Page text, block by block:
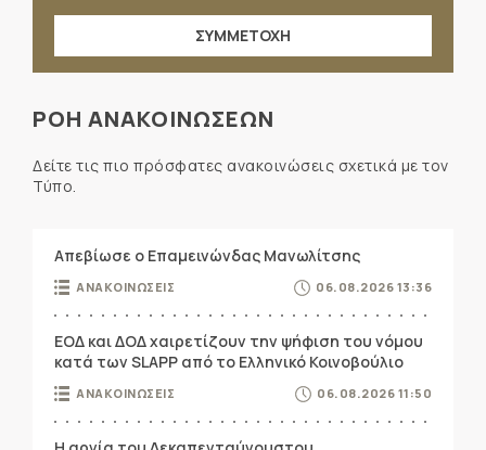
ΣΥΜΜΕΤΟΧΗ
ΡΟΗ ΑΝΑΚΟΙΝΩΣΕΩΝ
Δείτε τις πιο πρόσφατες ανακοινώσεις σχετικά με τον
Τύπο.
Απεβίωσε ο Επαμεινώνδας Μανωλίτσης
ΑΝΑΚΟΙΝΩΣΕΙΣ 06.08.2026 13:36
ΕΟΔ και ΔΟΔ χαιρετίζουν την ψήφιση του νόμου
κατά των SLAPP από το Ελληνικό Κοινοβούλιο
ΑΝΑΚΟΙΝΩΣΕΙΣ 06.08.2026 11:50